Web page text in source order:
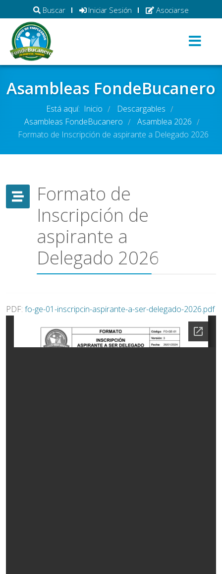
Buscar Iniciar Sesión Asociarse
Asambleas FondeBucanero
Está aquí: Inicio / Descargables /
Asambleas FondeBucanero / Asamblea 2026 /
Formato de Inscripción de aspirante a Delegado 2026
Formato de
Inscripción de
aspirante a
Delegado 2026
PDF: fo-ge-01-inscripcin-aspirante-a-ser-delegado-2026.pdf